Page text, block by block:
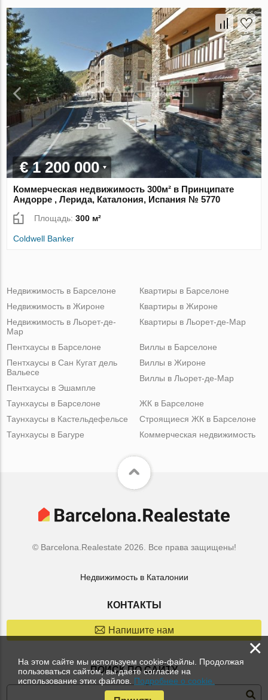
€ 1 200 000
Коммерческая недвижимость 300м² в Принципате
Андорре , Лерида, Каталония, Испания № 5770
Площадь:300 м²
Coldwell Banker
Недвижимость в Барселоне
Недвижимость в Жироне
Недвижимость в Льорет-де-
Мар
Квартиры в Барселоне
Квартиры в Жироне
Квартиры в Льорет-де-Мар
Пентхаусы в Барселоне
Пентхаусы в Сан Кугат дель
Вальесе
Пентхаусы в Эшампле
Виллы в Барселоне
Виллы в Жироне
Виллы в Льорет-де-Мар
Таунхаусы в Барселоне
Таунхаусы в Кастельдефельсе
Таунхаусы в Багуре
ЖК в Барселоне
Строящиеся ЖК в Барселоне
Коммерческая недвижимость
© Barcelona.Realestate 2026. Все права защищены!
Недвижимость в Каталонии
КОНТАКТЫ
Напишите нам
ПОИСК ПО САЙТУ
×
На этом сайте мы используем cookie-файлы. Продолжая
пользоваться сайтом, вы даете согласие на
использование этих файлов. Подробнее о cookie.